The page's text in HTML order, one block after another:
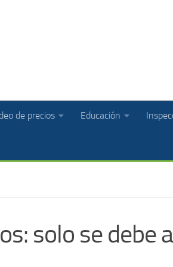
de precios Educación
solo se debe